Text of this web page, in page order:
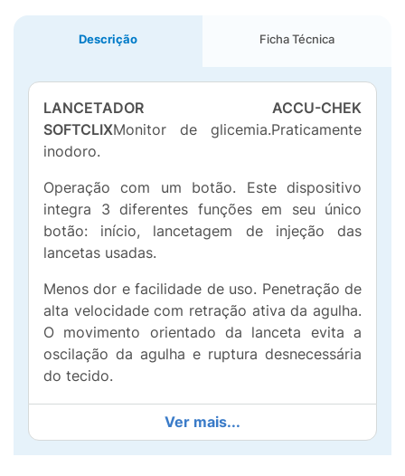
Descrição Ficha Técnica
LANCETADOR ACCU-CHEK
SOFTCLIXMonitor de glicemia.Praticamente
inodoro.
Operação com um botão. Este dispositivo
integra 3 diferentes funções em seu único
botão: início, lancetagem de injeção das
lancetas usadas.
Menos dor e facilidade de uso. Penetração de
alta velocidade com retração ativa da agulha.
O movimento orientado da lanceta evita a
oscilação da agulha e ruptura desnecessária
do tecido.
Ver mais...